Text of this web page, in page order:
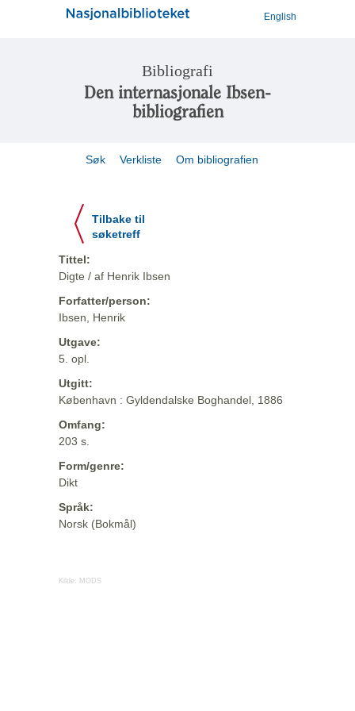
English
Bibliografi
Den internasjonale Ibsen-
bibliografien
Søk Verkliste Om bibliografien
Tilbake til
søketreff
Tittel:
Digte / af Henrik Ibsen
Forfatter/person:
Ibsen, Henrik
Utgave:
5. opl.
Utgitt:
København : Gyldendalske Boghandel, 1886
Omfang:
203 s.
Form/genre:
Dikt
Språk:
Norsk (Bokmål)
Kilde: MODS